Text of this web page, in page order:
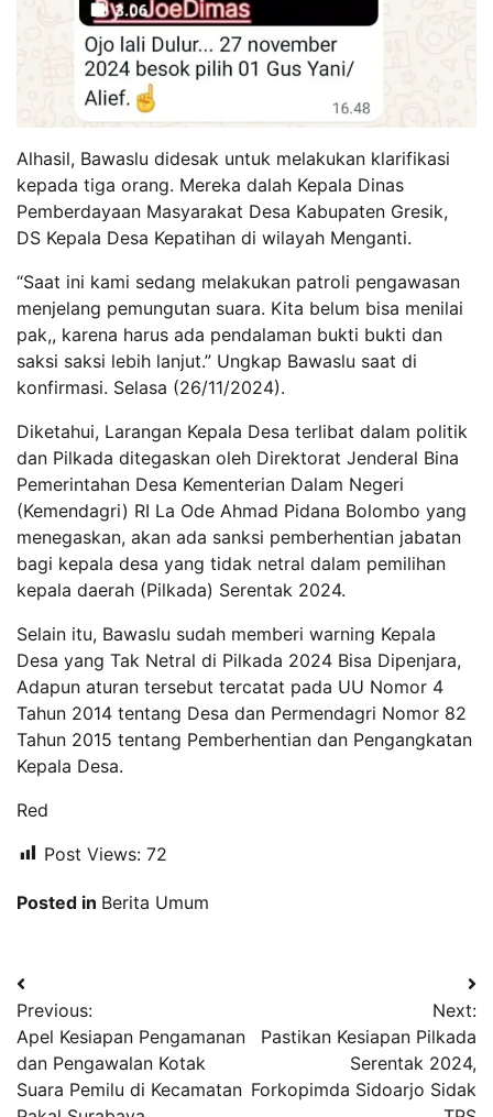
Alhasil, Bawaslu didesak untuk melakukan klarifikasi
kepada tiga orang. Mereka dalah Kepala Dinas
Pemberdayaan Masyarakat Desa Kabupaten Gresik,
DS Kepala Desa Kepatihan di wilayah Menganti.
“Saat ini kami sedang melakukan patroli pengawasan
menjelang pemungutan suara. Kita belum bisa menilai
pak,, karena harus ada pendalaman bukti bukti dan
saksi saksi lebih lanjut.” Ungkap Bawaslu saat di
konfirmasi. Selasa (26/11/2024).
Diketahui, Larangan Kepala Desa terlibat dalam politik
dan Pilkada ditegaskan oleh Direktorat Jenderal Bina
Pemerintahan Desa Kementerian Dalam Negeri
(Kemendagri) RI La Ode Ahmad Pidana Bolombo yang
menegaskan, akan ada sanksi pemberhentian jabatan
bagi kepala desa yang tidak netral dalam pemilihan
kepala daerah (Pilkada) Serentak 2024.
Selain itu, Bawaslu sudah memberi warning Kepala
Desa yang Tak Netral di Pilkada 2024 Bisa Dipenjara,
Adapun aturan tersebut tercatat pada UU Nomor 4
Tahun 2014 tentang Desa dan Permendagri Nomor 82
Tahun 2015 tentang Pemberhentian dan Pengangkatan
Kepala Desa.
Red
Post Views: 72
Posted in Berita Umum
Navigasi
pos
Previous:
Apel Kesiapan Pengamanan
dan Pengawalan Kotak
Suara Pemilu di Kecamatan
Next:
Pastikan Kesiapan Pilkada
Serentak 2024,
Forkopimda Sidoarjo Sidak